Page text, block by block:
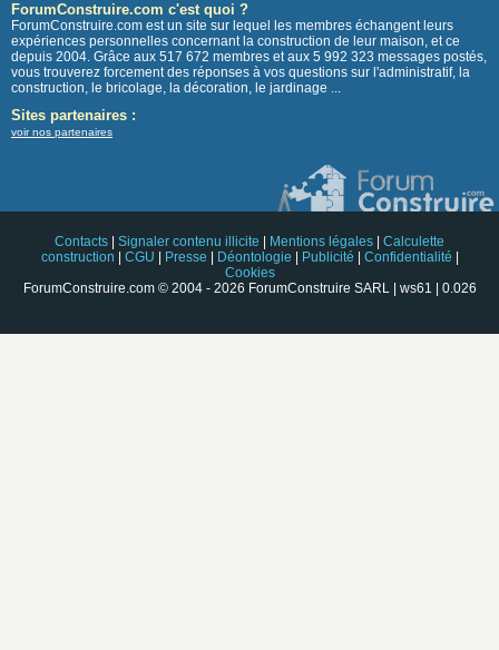
ForumConstruire.com c'est quoi ?
ForumConstruire.com est un site sur lequel les membres échangent leurs
expériences personnelles concernant la construction de leur maison, et ce
depuis 2004. Grâce aux 517 672 membres et aux 5 992 323 messages postés,
vous trouverez forcement des réponses à vos questions sur l'administratif, la
construction, le bricolage, la décoration, le jardinage ...
Sites partenaires :
voir nos partenaires
Contacts Signaler contenu illicite Mentions légales
Calculette
construction
CGU Presse Déontologie Publicité Confidentialité
Cookies
ForumConstruire.com © 2004 - 2026 ForumConstruire SARL | ws61 | 0.026